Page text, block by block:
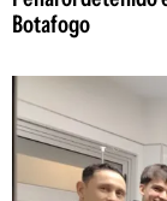
Botafogo